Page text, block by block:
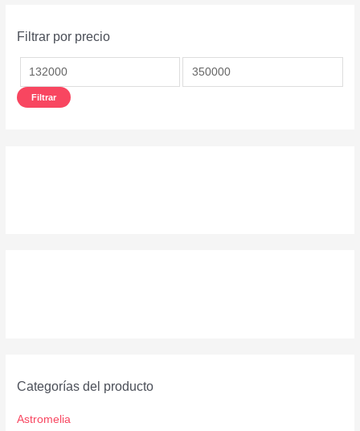
Filtrar por precio
Filtrar
Categorías del producto
Astromelia